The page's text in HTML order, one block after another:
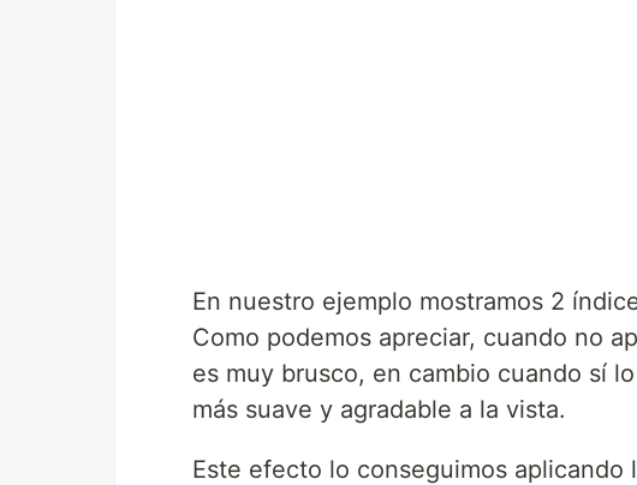
En nuestro ejemplo mostramos 2
Como podemos apreciar, cuando no
es muy brusco, en cambio cuando sí
más suave y agradable a la vista.
Este efecto lo conseguimos aplicando